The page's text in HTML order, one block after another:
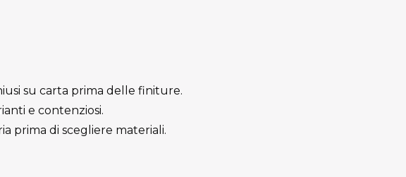
su carta prima delle finiture.
e contenziosi.
prima di scegliere materiali.